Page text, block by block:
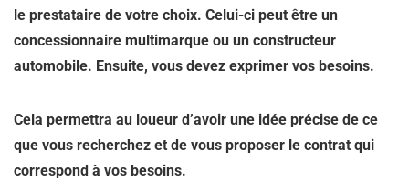
le prestataire de votre choix. Celui-ci peut être un
concessionnaire multimarque ou un constructeur
automobile. Ensuite, vous devez exprimer vos besoins.
Cela permettra au loueur d’avoir une idée précise de ce
que vous recherchez et de vous proposer le contrat qui
correspond à vos besoins.